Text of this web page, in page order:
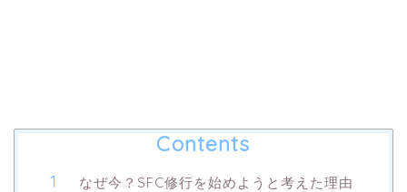
Contents
なぜ今？SFC修行を始めようと考えた理由